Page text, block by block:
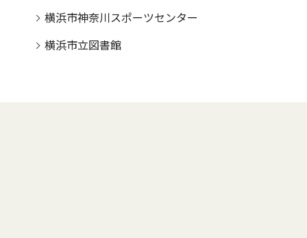
横浜市神奈川スポーツセンター
横浜市立図書館